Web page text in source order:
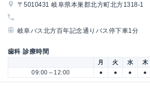
〒5010431 岐阜県本巣郡北方町北方1318-1
岐阜バス北方百年記念通りバス停下車1分
歯科 診療時間
月 火 水 木
09:00～12:00
● ● ● ●